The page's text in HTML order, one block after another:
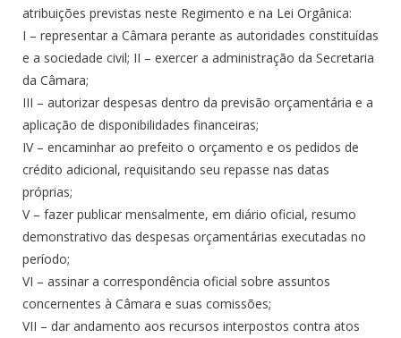
atribuições previstas neste Regimento e na Lei Orgânica:
I – representar a Câmara perante as autoridades constituídas
e a sociedade civil; II – exercer a administração da Secretaria
da Câmara;
III – autorizar despesas dentro da previsão orçamentária e a
aplicação de disponibilidades financeiras;
IV – encaminhar ao prefeito o orçamento e os pedidos de
crédito adicional, requisitando seu repasse nas datas
próprias;
V – fazer publicar mensalmente, em diário oficial, resumo
demonstrativo das despesas orçamentárias executadas no
período;
VI – assinar a correspondência oficial sobre assuntos
concernentes à Câmara e suas comissões;
VII – dar andamento aos recursos interpostos contra atos